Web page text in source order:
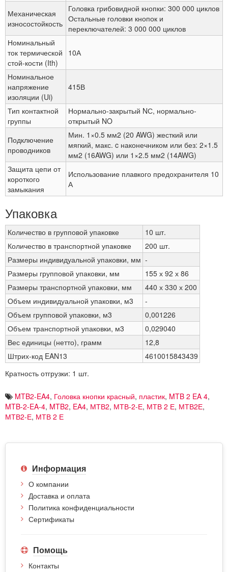
Механическая
износостойкость
Головка грибовидной кнопки: 300 000 циклов
Остальные головки кнопок и
переключателей: 3 000 000 циклов
Номинальный
ток термической
стой-кости (Ith)
10А
Номинальное
напряжение
изоляции (Ui)
415В
Тип контактной
группы
Нормально-закрытый NС, нормально-
открытый NO
Подключение
проводников
Мин. 1×0.5 мм2 (20 AWG) жесткий или
мягкий, макс. c наконечником или без: 2×1.5
мм2 (16AWG) или 1×2.5 мм2 (14AWG)
Защита цепи от
короткого
замыкания
Использование плавкого предохранителя 10
А
Упаковка
Количество в групповой упаковке
10 шт.
Количество в транспортной упаковке
200 шт.
Размеры индивидуальной упаковки, мм -
Размеры групповой упаковки, мм
155 х 92 х 86
Размеры транспортной упаковки, мм
440 х 330 х 200
Объем индивидуальной упаковки, м3
-
Объем групповой упаковки, м3
0,001226
Объем транспортной упаковки, м3
0,029040
Вес единицы (нетто), грамм
12,8
Штрих-код EAN13
4610015843439
Кратность отгрузки: 1 шт.
MTB2-EA4, Головка кнопки красный, пластик, MTB 2 EA 4,
MTB-2-EA-4, MTB2, EA4, МТВ2, МТВ-2-Е, МТВ 2 Е, МТВ2Е,
МТВ2-Е, МТВ 2 Е
Информация
О компании
Доставка и оплата
Политика конфиденциальности
Сертификаты
Помощь
Контакты